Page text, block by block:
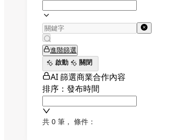
進階篩選
啟動
關閉
AI 篩選商業合作內容
排序：發布時間
共 0 筆 ， 條件：